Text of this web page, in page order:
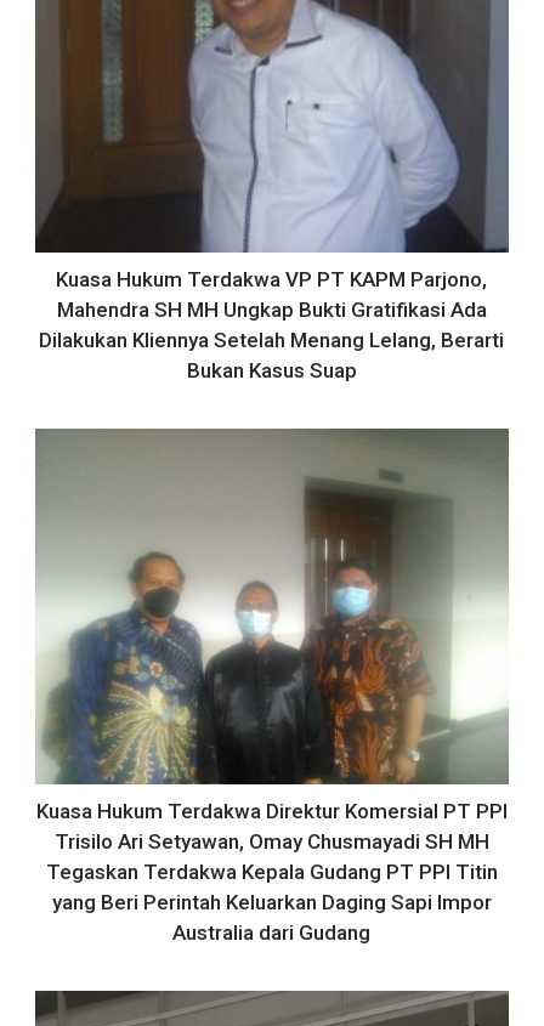
Kuasa Hukum Terdakwa VP PT KAPM Parjono,
Mahendra SH MH Ungkap Bukti Gratifikasi Ada
Dilakukan Kliennya Setelah Menang Lelang, Berarti
Bukan Kasus Suap
Kuasa Hukum Terdakwa Direktur Komersial PT PPI
Trisilo Ari Setyawan, Omay Chusmayadi SH MH
Tegaskan Terdakwa Kepala Gudang PT PPI Titin
yang Beri Perintah Keluarkan Daging Sapi Impor
Australia dari Gudang